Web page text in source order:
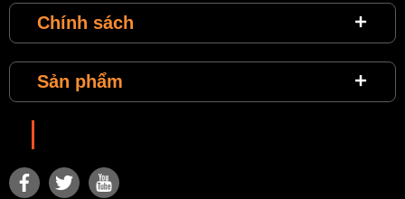
CS 6: MASTERI THẢO ĐIỀN, P THẢO ĐIỀN, QUẬN 2
CS 8: VINHOMES METROPOLIS 29 LIỄU GIAI
CS 11: SUNRISE CITY, P TÂN HƯNG, QUẬN 7
Chính sách
Sản phẩm